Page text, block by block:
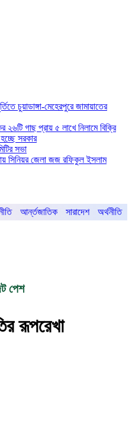
চুয়াডাঙ্গা-মেহেরপুরে জামায়াতের
গাছ প্রায় ৫ লাখে নিলামে বিক্রি
সরকার
সভা
সিনিয়র জেলা জজ রফিকুল ইসলাম
আর্ন্তজাতিক সারাদেশ অর্থনীতি
পেশ
রূপরেখা